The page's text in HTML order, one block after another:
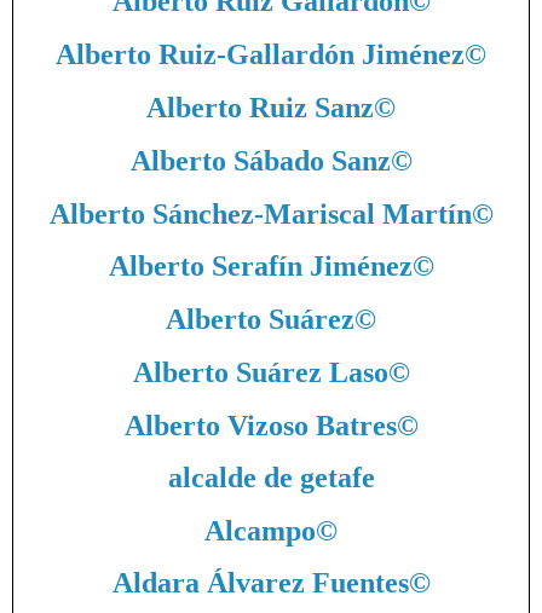
Alberto Ruiz-Gallardón Jiménez©
Alberto Ruiz Sanz©
Alberto Sábado Sanz©
Alberto Sánchez-Mariscal Martín©
Alberto Serafín Jiménez©
Alberto Suárez©
Alberto Suárez Laso©
Alberto Vizoso Batres©
alcalde de getafe
Alcampo©
Aldara Álvarez Fuentes©